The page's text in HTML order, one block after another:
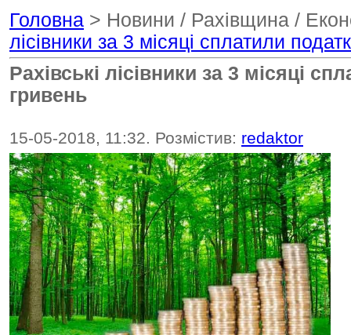
Головна > Новини / Рахівщина /
лісівники за 3 місяці сплатили
Рахівські лісівники за 3 місяці
гривень
15-05-2018, 11:32. Розмістив: redaktor